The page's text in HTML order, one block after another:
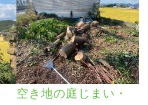
空き地の庭じまい・